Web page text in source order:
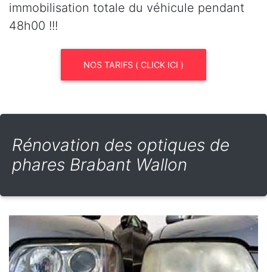
immobilisation totale du véhicule pendant
48h00 !!!
NOS TARIFS ( CLICK ICI )
Rénovation des optiques de
phares Brabant Wallon